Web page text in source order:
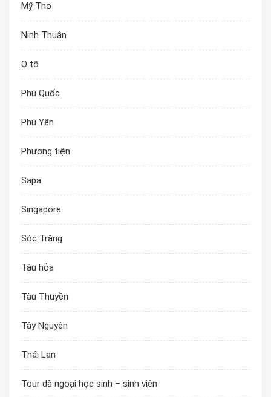
Mỹ Tho
Ninh Thuận
O tô
Phú Quốc
Phú Yên
Phương tiện
Sapa
Singapore
Sóc Trăng
Tàu hỏa
Tàu Thuyền
Tây Nguyên
Thái Lan
Tour dã ngoại học sinh – sinh viên